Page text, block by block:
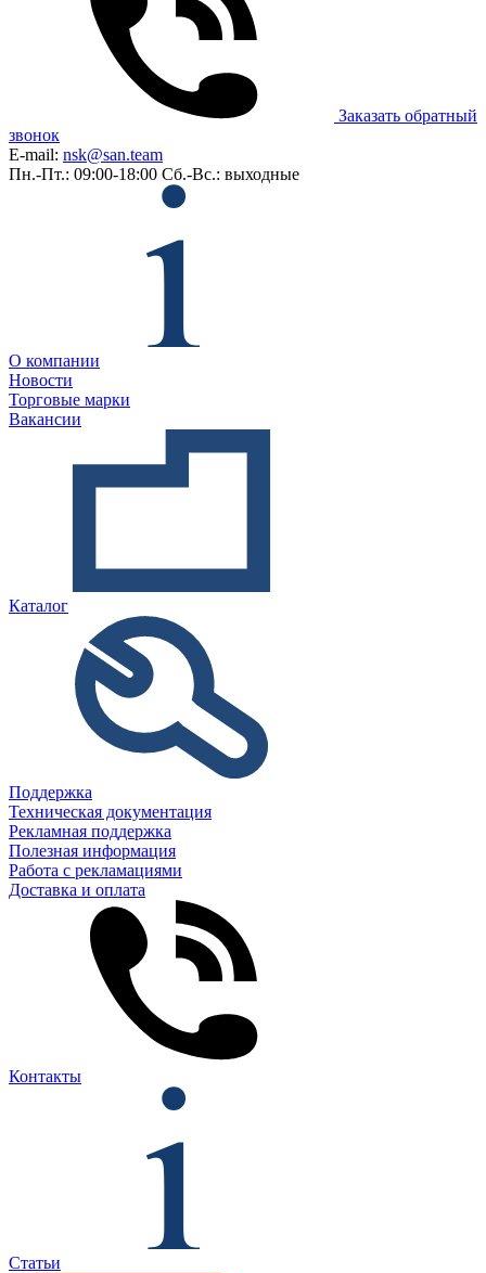
Заказать обратный
звонок
E-mail: nsk@san.team
Пн.-Пт.: 09:00-18:00 Сб.-Вс.: выходные
О компании
Новости
Торговые марки
Вакансии
Каталог
Поддержка
Техническая документация
Рекламная поддержка
Полезная информация
Работа с рекламациями
Доставка и оплата
Контакты
Статьи